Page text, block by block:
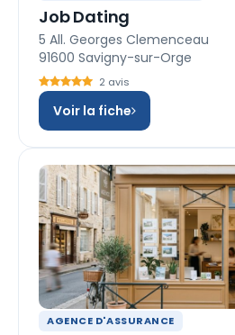
Job Dating
5 All. Georges Clemenceau
91600 Savigny-sur-Orge
2 avis
Voir la fiche
AGENCE D'ASSURANCE